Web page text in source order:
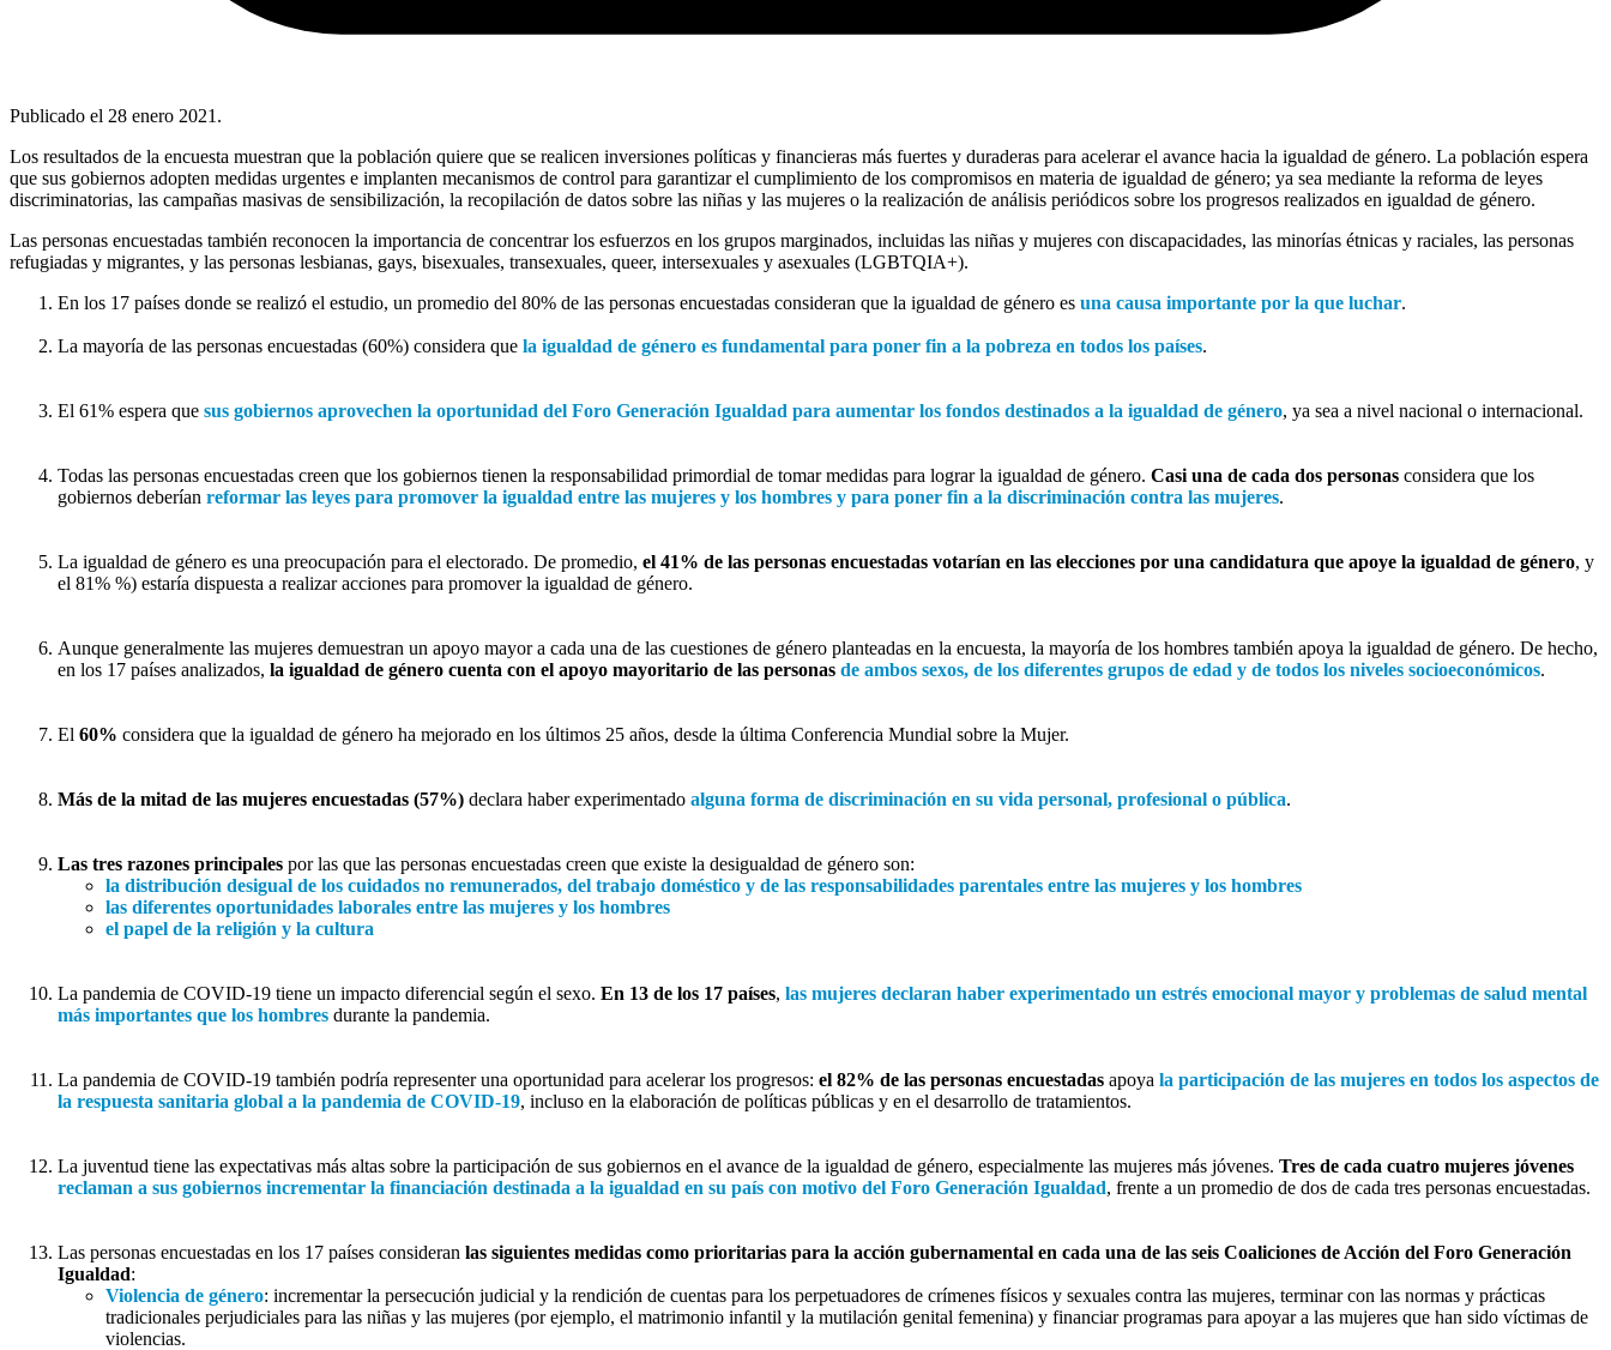
Publicado el 28 enero 2021 .
Los resultados de la encuesta muestran que la población quiere que se realicen inversiones políticas y financieras más fuertes y duraderas para acelerar el avance hacia la igualdad de género. La población espera
que sus gobiernos adopten medidas urgentes e implanten mecanismos de control para garantizar el cumplimiento de los compromisos en materia de igualdad de género; ya sea mediante la reforma de leyes
discriminatorias, las campañas masivas de sensibilización, la recopilación de datos sobre las niñas y las mujeres o la realización de análisis periódicos sobre los progresos realizados en igualdad de género.
Las personas encuestadas también reconocen la importancia de concentrar los esfuerzos en los grupos marginados, incluidas las niñas y mujeres con discapacidades, las minorías étnicas y raciales, las personas
refugiadas y migrantes, y las personas lesbianas, gays, bisexuales, transexuales, queer, intersexuales y asexuales (LGBTQIA+).
En los 17 países donde se realizó el estudio, un promedio del 80% de las personas encuestadas consideran que la igualdad de género es una causa importante por la que luchar.
La mayoría de las personas encuestadas (60%) considera que la igualdad de género es fundamental para poner fin a la pobreza en todos los países.
El 61% espera que sus gobiernos aprovechen la oportunidad del Foro Generación Igualdad para aumentar los fondos destinados a la igualdad de género, ya sea a nivel nacional o internacional.
Todas las personas encuestadas creen que los gobiernos tienen la responsabilidad primordial de tomar medidas para lograr la igualdad de género. Casi una de cada dos personas considera que los
gobiernos deberían reformar las leyes para promover la igualdad entre las mujeres y los hombres y para poner fin a la discriminación contra las mujeres.
La igualdad de género es una preocupación para el electorado. De promedio, el 41% de las personas encuestadas votarían en las elecciones por una candidatura que apoye la igualdad de género, y
el 81% %) estaría dispuesta a realizar acciones para promover la igualdad de género.
Aunque generalmente las mujeres demuestran un apoyo mayor a cada una de las cuestiones de género planteadas en la encuesta, la mayoría de los hombres también apoya la igualdad de género. De hecho,
en los 17 países analizados, la igualdad de género cuenta con el apoyo mayoritario de las personas de ambos sexos, de los diferentes grupos de edad y de todos los niveles socioeconómicos.
El 60% considera que la igualdad de género ha mejorado en los últimos 25 años, desde la última Conferencia Mundial sobre la Mujer.
Más de la mitad de las mujeres encuestadas (57%) declara haber experimentado alguna forma de discriminación en su vida personal, profesional o pública.
Las tres razones principales por las que las personas encuestadas creen que existe la desigualdad de género son:
la distribución desigual de los cuidados no remunerados, del trabajo doméstico y de las responsabilidades parentales entre las mujeres y los hombres
las diferentes oportunidades laborales entre las mujeres y los hombres
el papel de la religión y la cultura
La pandemia de COVID-19 tiene un impacto diferencial según el sexo. En 13 de los 17 países, las mujeres declaran haber experimentado un estrés emocional mayor y problemas de salud mental
más importantes que los hombres durante la pandemia.
La pandemia de COVID-19 también podría representer una oportunidad para acelerar los progresos: el 82% de las personas encuestadas apoya la participación de las mujeres en todos los aspectos de
la respuesta sanitaria global a la pandemia de COVID-19, incluso en la elaboración de políticas públicas y en el desarrollo de tratamientos.
La juventud tiene las expectativas más altas sobre la participación de sus gobiernos en el avance de la igualdad de género, especialmente las mujeres más jóvenes. Tres de cada cuatro mujeres jóvenes
reclaman a sus gobiernos incrementar la financiación destinada a la igualdad en su país con motivo del Foro Generación Igualdad, frente a un promedio de dos de cada tres personas encuestadas.
Las personas encuestadas en los 17 países consideran las siguientes medidas como prioritarias para la acción gubernamental en cada una de las seis Coaliciones de Acción del Foro Generación
Igualdad:
Violencia de género: incrementar la persecución judicial y la rendición de cuentas para los perpetuadores de crímenes físicos y sexuales contra las mujeres, terminar con las normas y prácticas
tradicionales perjudiciales para las niñas y las mujeres (por ejemplo, el matrimonio infantil y la mutilación genital femenina) y financiar programas para apoyar a las mujeres que han sido víctimas de
violencias.